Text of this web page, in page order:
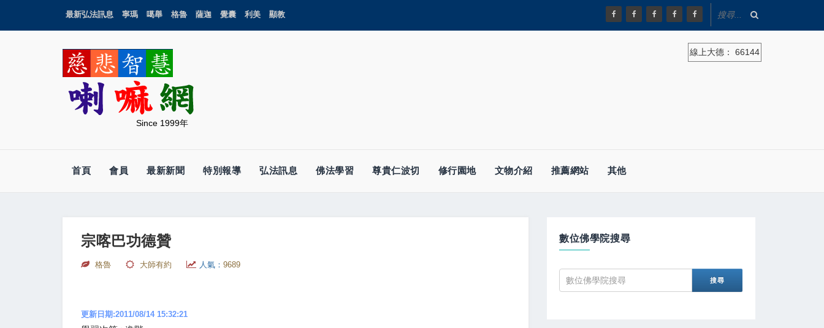
最新弘法訊息 寧瑪 噶舉 格魯 薩迦 覺囊 利美 顯教
Since 1999年
線上大德： 66144
首頁 會員 最新新聞 特別報導 弘法訊息 佛法學習 尊貴仁波切 修行園地 文物介紹 推薦網站 其他
宗喀巴功德贊
格魯 大師有約 人氣： 9689
更新日期:2011/08/14 15:32:21
數位佛學院搜尋